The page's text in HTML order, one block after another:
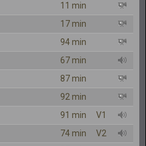
11 min
17 min
94 min
67 min
87 min
92 min
91 min
V1
74 min
V2